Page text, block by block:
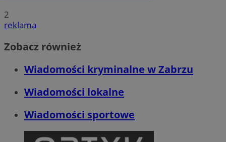
2
reklama
Zobacz również
Wiadomości kryminalne w Zabrzu
Wiadomości lokalne
Wiadomości sportowe